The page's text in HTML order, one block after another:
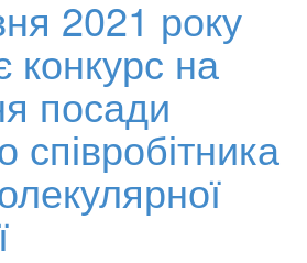
2021 року
на
посади
співробітника